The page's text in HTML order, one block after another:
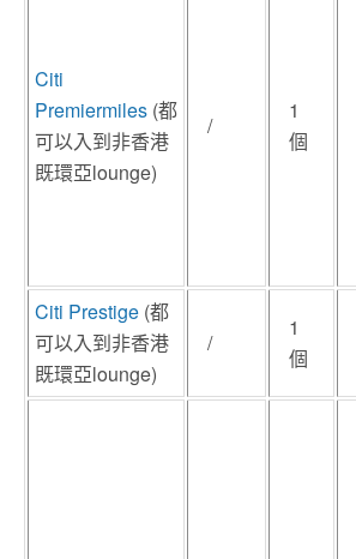
Citi
Premiermiles (都
可以入到非香港
既環亞lounge)
/
1
個
Citi Prestige (都
可以入到非香港
既環亞lounge)
/
1
個